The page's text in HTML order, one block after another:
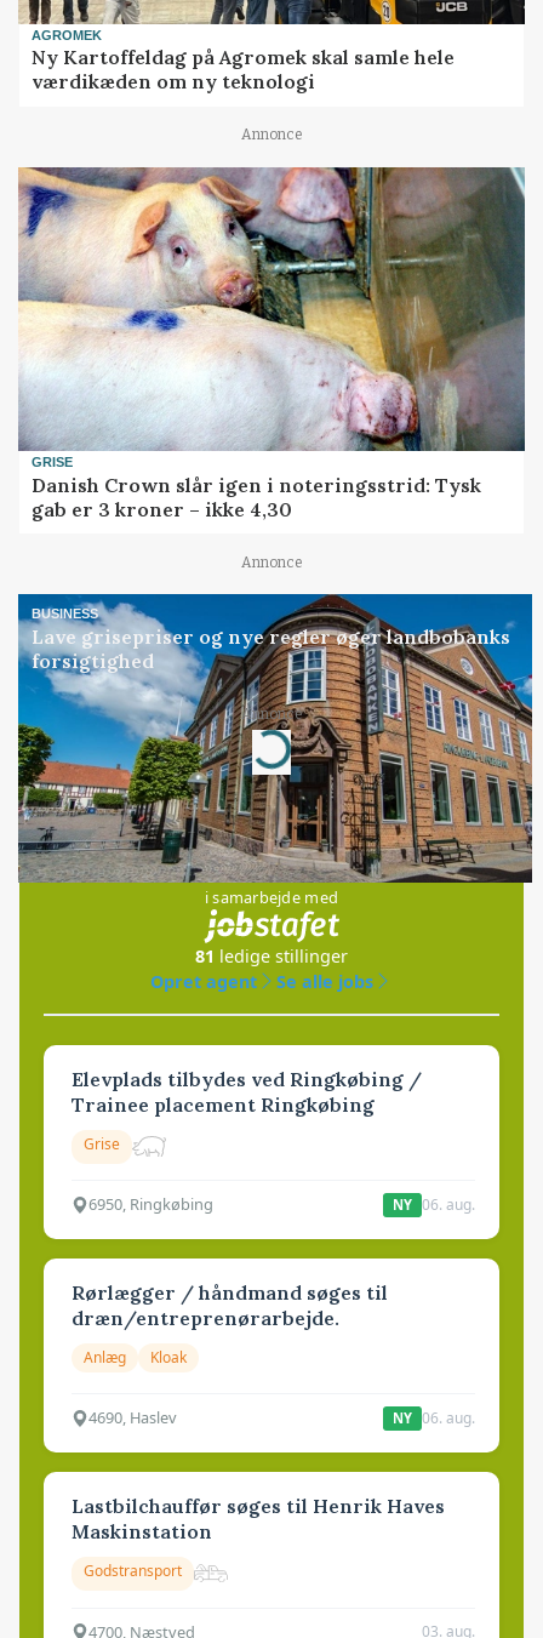
AGROMEK
Ny Kartoffeldag på Agromek skal samle hele
værdikæden om ny teknologi
Annonce
GRISE
Danish Crown slår igen i noteringsstrid: Tysk
gab er 3 kroner – ikke 4,30
Annonce
BUSINESS
Lave grisepriser og nye regler øger landbobanks
forsigtighed
Annonce
Loading...
Jobs
i samarbejde med
81 ledige stillinger
Opret agent
Se alle jobs
Elevplads tilbydes ved Ringkøbing /
Trainee placement Ringkøbing
Grise
6950, Ringkøbing NY 06. aug.
Rørlægger / håndmand søges til
dræn/entreprenørarbejde.
Anlæg Kloak
4690, Haslev NY 06. aug.
Lastbilchauffør søges til Henrik Haves
Maskinstation
Godstransport
4700, Næstved 03. aug.